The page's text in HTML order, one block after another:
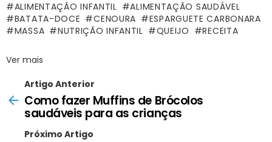
ALIMENTAÇÃO INFANTIL
ALIMENTAÇÃO SAUDÁVEL
BATATA-DOCE
CENOURA
ESPARGUETE CARBONARA
MASSA
NUTRIÇÃO INFANTIL QUEIJO RECEITA
Ver mais
Artigo Anterior
Como fazer Muffins de Brócolos
saudáveis para as crianças
Próximo Artigo